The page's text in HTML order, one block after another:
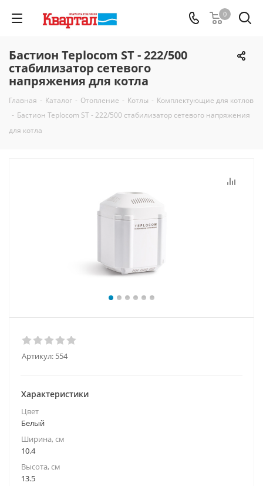
0
Бастион Teplocom ST - 222/500
стабилизатор сетевого
напряжения для котла
Главная - Каталог - Отопление - Котлы - Комплектующие для котлов
- Бастион Teplocom ST - 222/500 стабилизатор сетевого напряжения
для котла
Артикул: 554
Характеристики
Цвет
Белый
Ширина, см
10.4
Высота, см
13.5